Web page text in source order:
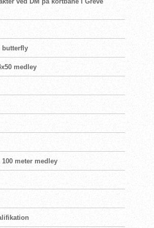
butterfly
medley
100 meter medley